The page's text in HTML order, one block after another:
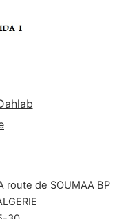
route de SOUMAA BP